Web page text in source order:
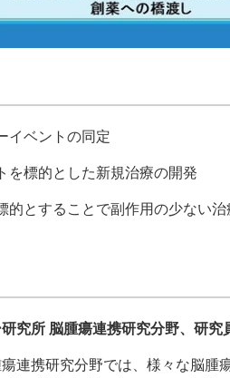
イベントの同定
を標的とした新規治療の開発
的とすることで副作用の少ない治
究所 脳腫瘍連携研究分野、研究
連携研究分野では、様々な脳腫